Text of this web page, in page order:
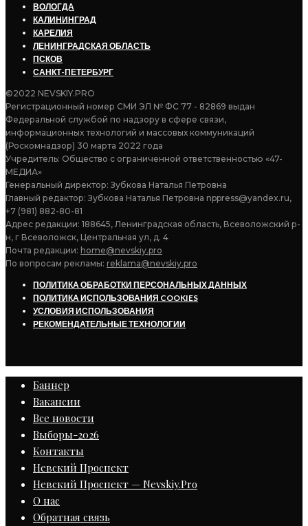
ВОЛОГДА
КАЛИНИНГРАД
КАРЕЛИЯ
ЛЕНИНГРАДСКАЯ ОБЛАСТЬ
ПСКОВ
САНКТ-ПЕТЕРБУРГ
©2022 NEVSKIY.PRO
Регистрационный номер СМИ ЭЛ № ФС 77 - 82869 выдан
Федеральной службой по надзору в сфере связи,
информационных технологий и массовых коммуникаций
(Роскомнадзор) 30 марта 2022 года
Учредитель: Общество с ограниченной ответственностью «47-
МЕДИА»
Генеральный директор: Зубкова Наталья Петровна
Главный редактор: Зубкова Наталья Петровна nppress@yandex.ru,
+7 (981) 882-80-81
Адрес редакции: 188645, Ленинградская область, Всеволожский р-
н, г Всеволожск, Центральная ул, д. 4
Почта редакции: home@nevskiy.pro
По вопросам рекламы: reklama@nevskiy.pro
ПОЛИТИКА ОБРАБОТКИ ПЕРСОНАЛЬНЫХ ДАННЫХ
ПОЛИТИКА ИСПОЛЬЗОВАНИЯ COOKIES
УСЛОВИЯ ИСПОЛЬЗОВАНИЯ
РЕКОМЕНДАТЕЛЬНЫЕ ТЕХНОЛОГИИ
Баннер
Вакансии
Все новости
Выборы-2026
Контакты
Невский Проспект
Невский Проспект — Nevskiy.Pro
О нас
Обратная связь